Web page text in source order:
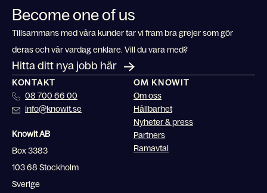
Become one of us
Tillsammans med våra kunder tar vi fram bra grejer som gör
deras och vår vardag enklare. Vill du vara med?
Hitta ditt nya jobb här
KONTAKT
08 700 66 00
info@knowit.se
Knowit AB
Box 3383
103 68 Stockholm
Sverige
OM KNOWIT
Om oss
Hållbarhet
Nyheter & press
Partners
Ramavtal